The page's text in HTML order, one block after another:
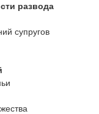
развода
супругов